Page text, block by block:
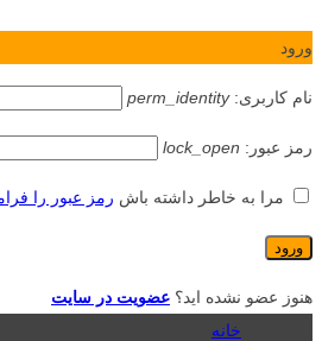
ورود
نام کاربری:perm_identity
رمز عبور: lock_open
مرا به خاطر داشته باش رمز عبور را
هنوز عضو نشده اید؟ عضویت در سایت
خانه